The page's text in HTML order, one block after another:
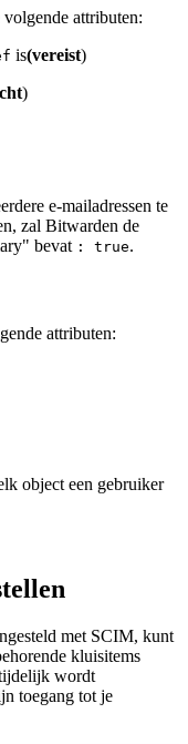
attributen:
is(vereist)
)
e-mailadressen te
zal Bitwarden de
bevat : true.
attributen:
object een gebruiker
met SCIM, kunt
kluisitems
wordt
toegang tot je